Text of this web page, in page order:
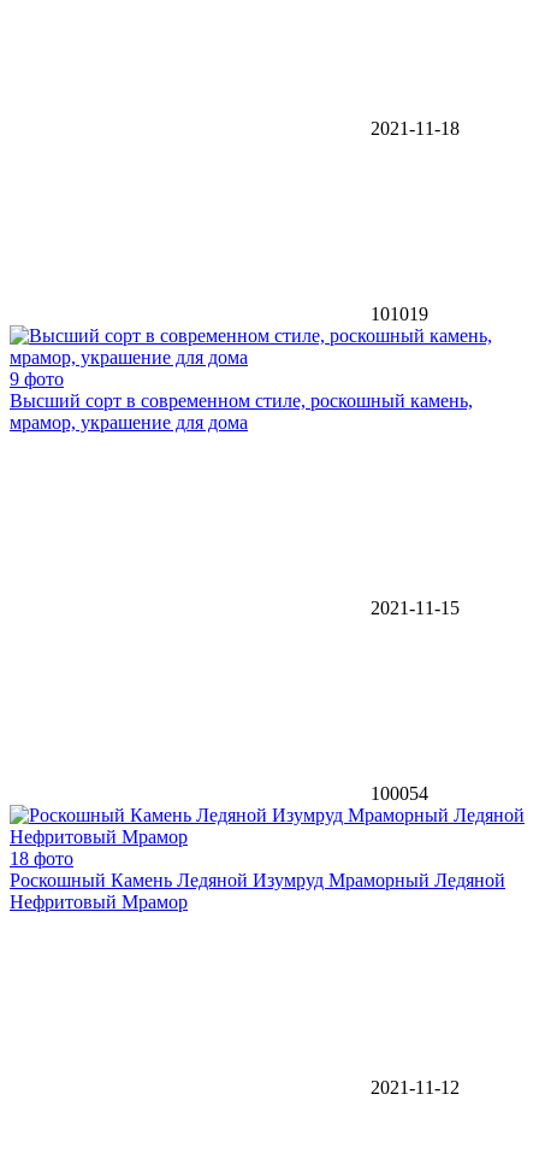
2021-11-18
101019
9 фото
Высший сорт в современном стиле, роскошный камень,
мрамор, украшение для дома
2021-11-15
100054
18 фото
Роскошный Камень Ледяной Изумруд Мраморный Ледяной
Нефритовый Мрамор
2021-11-12